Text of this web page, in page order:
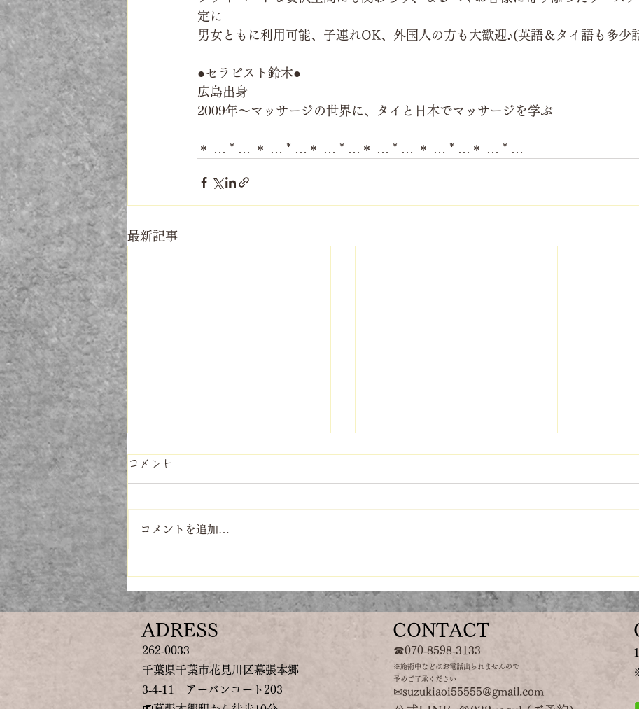
定に
男女ともに利用可能、子連れOK、外国人の方も大歓迎♪(英語＆タイ語も多少
●セラピスト鈴木●
広島出身
2009年～マッサージの世界に、タイと日本でマッサージを学ぶ
＊ … * … ＊ … * …＊ … * …＊ … * … ＊ … * …＊ … * …
最新記事
パン
さる
コメント
コメントを追加…
ADRESS​
262‐0033
​千葉県千葉市花見川区幕張本郷
3‐4‐11 アーバンコート203
CONTACT
☎070‐8598‐3133
※施術中などはお電話出られませんので
​予めご了承ください
✉suzukiaoi55555@gmail.com